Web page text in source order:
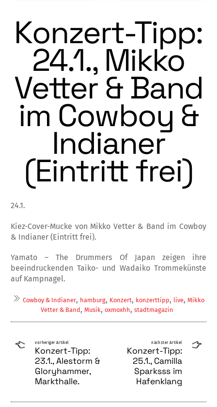
Konzert-Tipp:
24.1., Mikko
Vetter & Band
im Cowboy &
Indianer
(Eintritt frei)
24.1.
Kiez-Cover-Mucke von Mikko Vetter & Band im Cowboy
& Indianer (Eintritt frei).
Yamato – The Drummers Of Japan zeigen ihre
beeindruckenden Taiko- und Wadaiko Trommekünste
auf Kampnagel.
Cowboy & Indianer, hamburg, Konzert, konzerttipp, live, Mikko
Vetter & Band, Musik, oxmoxhh, stadtmagazin
vorheriger Artikel
Konzert-Tipp:
23.1., Alestorm &
Gloryhammer,
Markthalle.
nächster Artikel
Konzert-Tipp:
25.1., Camilla
Sparksss im
Hafenklang